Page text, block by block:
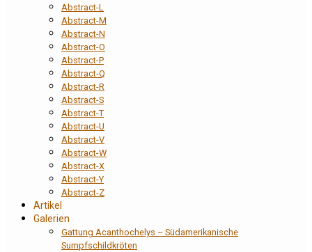
Abstract-L
Abstract-M
Abstract-N
Abstract-O
Abstract-P
Abstract-Q
Abstract-R
Abstract-S
Abstract-T
Abstract-U
Abstract-V
Abstract-W
Abstract-X
Abstract-Y
Abstract-Z
Artikel
Galerien
Gattung Acanthochelys – Südamerikanische
Sumpfschildkröten